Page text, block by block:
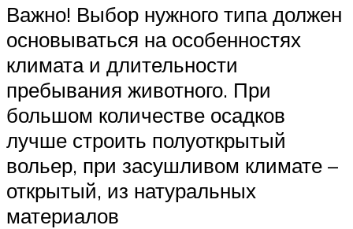
Важно! Выбор нужного типа должен
основываться на особенностях
климата и длительности
пребывания животного. При
большом количестве осадков
лучше строить полуоткрытый
вольер, при засушливом климате –
открытый, из натуральных
материалов